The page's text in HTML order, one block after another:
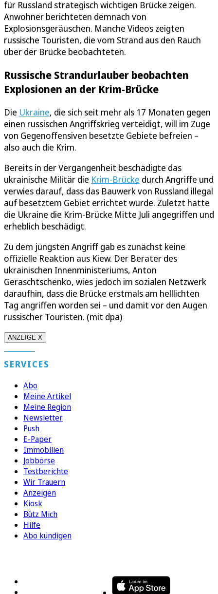
für Russland strategisch wichtigen Brücke zeigen.
Anwohner berichteten demnach von
Explosionsgeräuschen. Manche Videos zeigten
russische Touristen, die vom Strand aus den Rauch
über der Brücke beobachteten.
Russische Strandurlauber beobachten
Explosionen an der Krim-Brücke
Die Ukraine, die sich seit mehr als 17 Monaten gegen
einen russischen Angriffskrieg verteidigt, will im Zuge
von Gegenoffensiven besetzte Gebiete befreien –
also auch die Krim.
Bereits in der Vergangenheit beschädigte das
ukrainische Militär die Krim-Brücke durch Angriffe und
verwies darauf, dass das Bauwerk von Russland illegal
auf besetztem Gebiet errichtet wurde. Zuletzt hatte
die Ukraine die Krim-Brücke Mitte Juli angegriffen und
erheblich beschädigt.
Zu dem jüngsten Angriff gab es zunächst keine
offizielle Reaktion aus Kiew. Der Berater des
ukrainischen Innenministeriums, Anton
Geraschtschenko, wies jedoch im sozialen Netzwerk
daraufhin, dass die Brücke erstmals am helllichten
Tag angriffen worden sei – und damit vor den Augen
russischer Touristen. (mit dpa)
ANZEIGE X
SERVICES
Abo
Meine Artikel
Meine Region
Newsletter
Push
E-Paper
Immobilien
Jobbörse
Testberichte
Wir Trauern
Anzeigen
Kiosk
Bütz Mich
Hilfe
Abo kündigen